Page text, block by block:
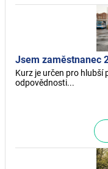
Jsem zaměstnanec
Kurz je určen pro hlubší
odpovědnosti...